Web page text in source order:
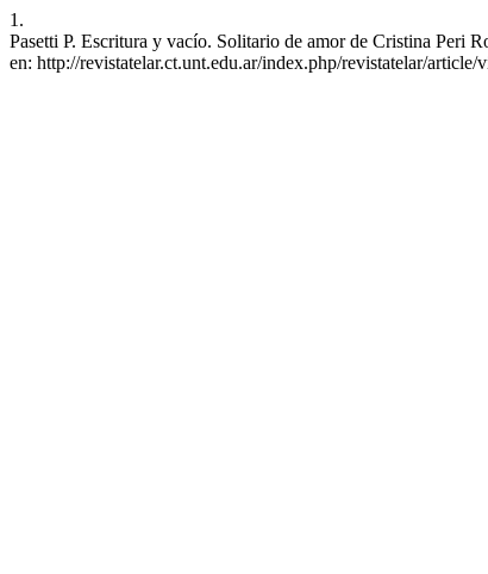
1.
Pasetti P. Escritura y vacío. Solitario de amor de Cristina Peri
en: http://revistatelar.ct.unt.edu.ar/index.php/revistatelar/article/